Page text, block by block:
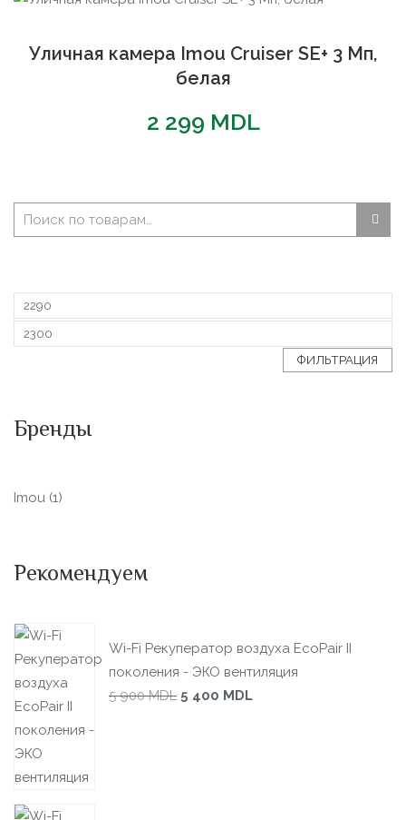
Уличная камера Imou Cruiser SE+ 3 Мп,
белая
2 299 MDL
ФИЛЬТРАЦИЯ
Бренды
Imou (1)
Рекомендуем
Wi-Fi Рекуператор воздуха EcoPair II
поколения - ЭКО вентиляция
5 900MDL 5 400 MDL